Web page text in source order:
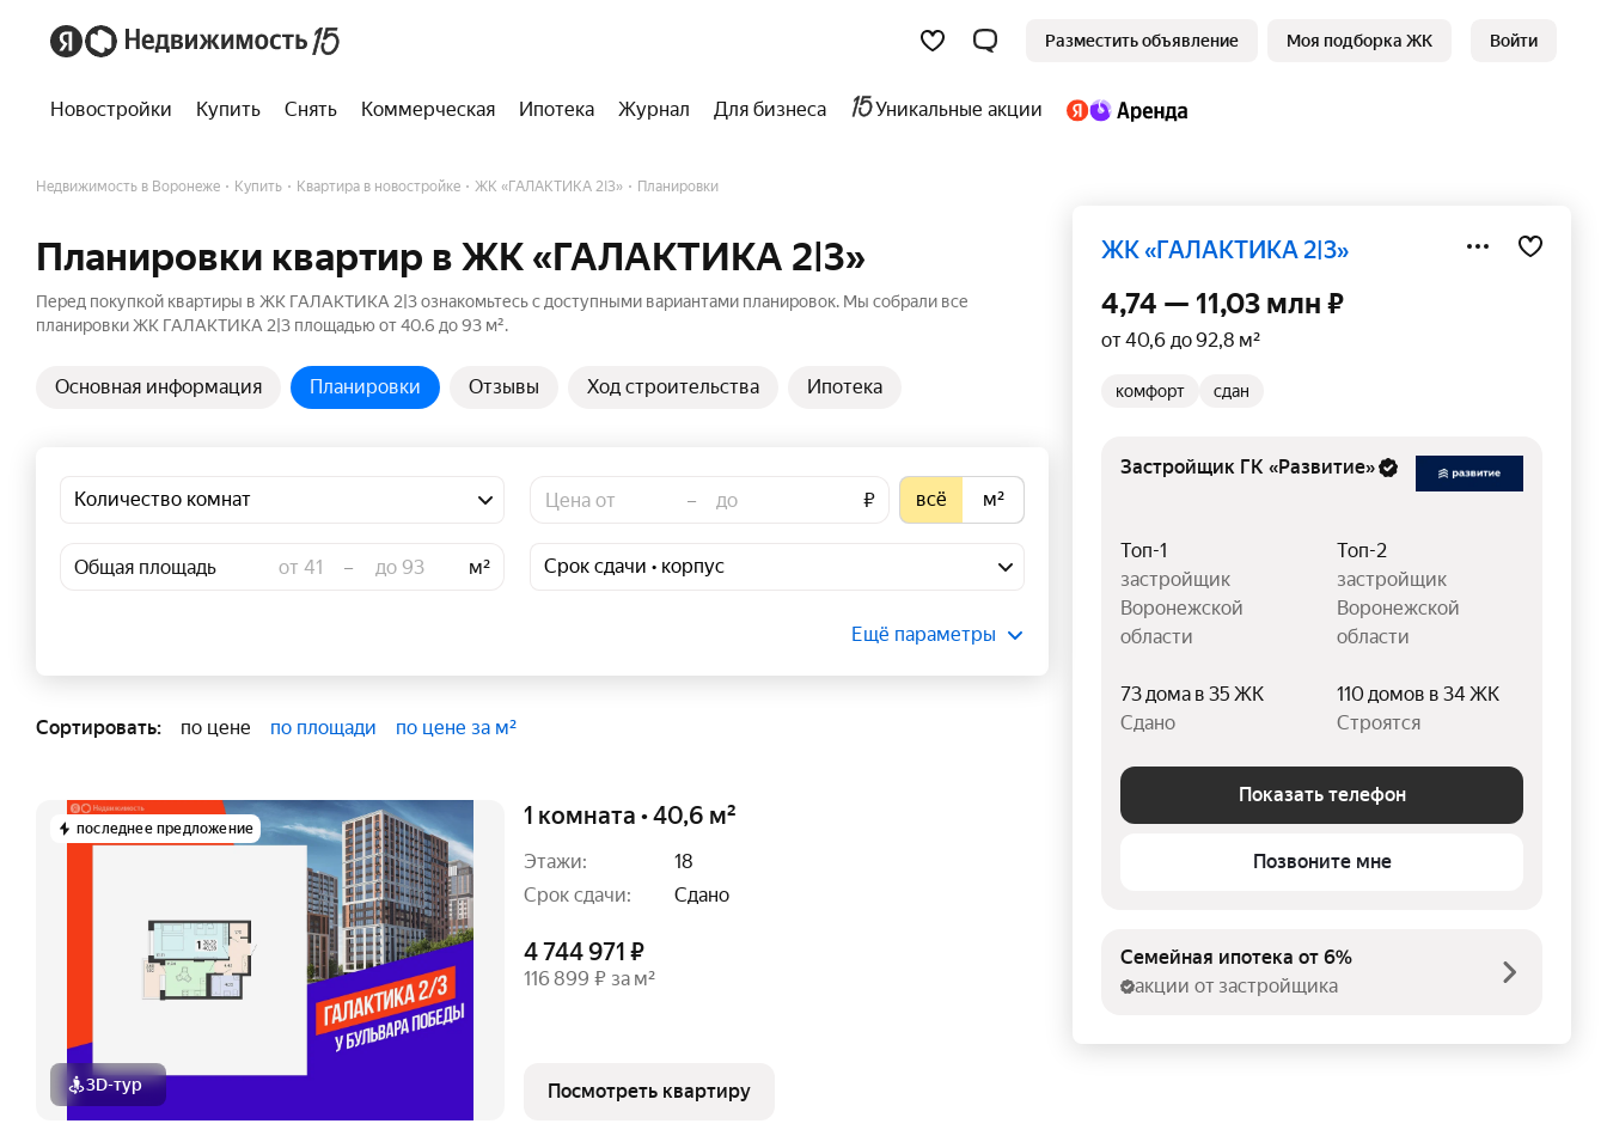
Разместить объявление Моя подборка ЖК Войти
Новостройки Купить Снять Коммерческая Ипотека Журнал Для бизнеса Уникальные акции
Недвижимость в Воронеже Купить Квартира в новостройке ЖК «ГАЛАКТИКА 2|3» Планировки
Планировки квартир в ЖК «ГАЛАКТИКА 2|3»
Перед покупкой квартиры в ЖК ГАЛАКТИКА 2|3 ознакомьтесь с доступными вариантами планировок. Мы собрали все
планировки ЖК ГАЛАКТИКА 2|3 площадью от 40.6 до 93 м².
Основная информация Планировки Отзывы Ход строительства Ипотека
Количество комнат – ₽ всё м²
Общая площадь – м² Срок сдачи • корпус
Ещё параметры
Сортировать: по цене по площади по цене за м²
последнее предложение
3D-тур
1 комната • 40,6 м²
Этажи:
18
Срок сдачи:
Сдано
4 744 971 ₽
116 899 ₽ за м²
Посмотреть квартиру
ЖК «ГАЛАКТИКА 2|3»
4,74 — 11,03 млн ₽
от 40,6 до 92,8 м²
комфорт сдан
Застройщик ГК «Развитие»
Топ-1
застройщик
Воронежской
области
Топ-2
застройщик
Воронежской
области
73 дома в 35 ЖК
Сдано
110 домов в 34 ЖК
Строятся
Показать телефон
Позвоните мне
Семейная ипотека от 6%
акции от застройщика